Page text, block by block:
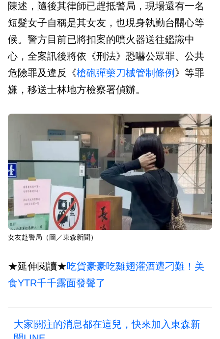
陳述，隨後其律師已趕抵警局，現場還有一名
短髮女子自稱是其女友，也現身執勤台關心等
候。警方目前已將扣案的噴火器送往鑑識中
心，全案訊後將依《刑法》恐嚇公眾罪、公共
危險罪及違反《槍砲彈藥刀械管制條例 》等罪
嫌，移送士林地方檢察署偵辦。
女友赴警局（圖／東森新聞）
★延伸閱讀★吃貨豪豪吃雞翅灌酒遭刁難！美
食YTR千千露面發聲了
大家關注的消息都在這兒，快來加入東森新